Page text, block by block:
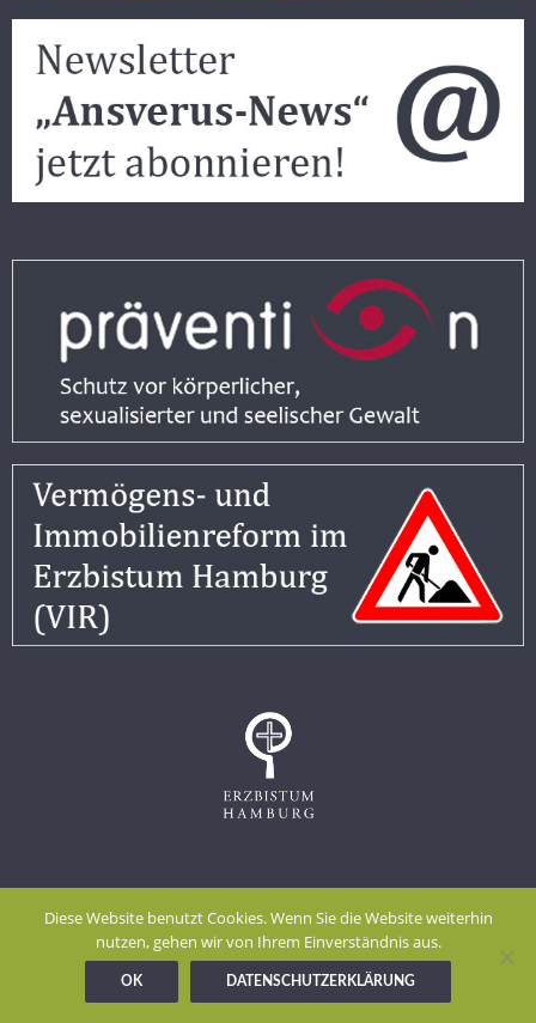
Impressum
Datenschutzerklärung
Meldestelle gem. Hinweisgeberschutzgesetz
Diese Website benutzt Cookies. Wenn Sie die Website weiterhin
nutzen, gehen wir von Ihrem Einverständnis aus.
OK DATENSCHUTZERKLÄRUNG